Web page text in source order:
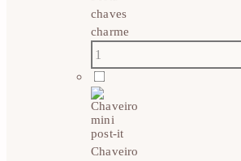
chaves
charme
Chaveiro